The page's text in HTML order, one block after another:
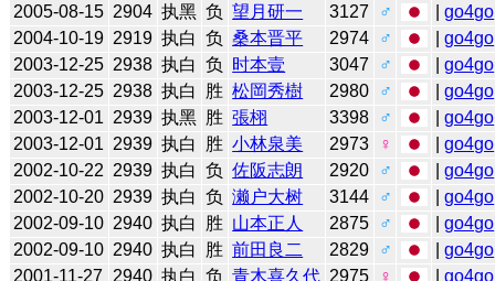
2005-08-15 2904 执黑 负 望月研一 3127 ♂ |go4go
2004-10-19 2919 执白 负 桑本晋平 2974 ♂ |go4go
2003-12-25 2938 执白 负 时本壹 3047 ♂ |go4go
2003-12-25 2938 执白 胜 松岡秀樹 2980 ♂ |go4go
2003-12-01 2939 执黑 胜 張栩 3398 ♂ |go4go
2003-12-01 2939 执白 胜 小林泉美 2973 ♀ |go4go
2002-10-22 2939 执白 负 佐阪志朗 2920 ♂ |go4go
2002-10-20 2939 执白 负 濑户大树 3144 ♂ |go4go
2002-09-10 2940 执白 胜 山本正人 2875 ♂ |go4go
2002-09-10 2940 执白 胜 前田良二 2829 ♂ |go4go
2001-11-27
2940 执白 负 青木喜久代 2975 ♀ |go4go